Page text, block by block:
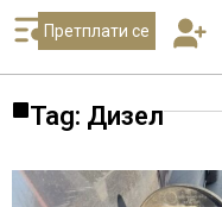
Претплати се
Tag: Дизел